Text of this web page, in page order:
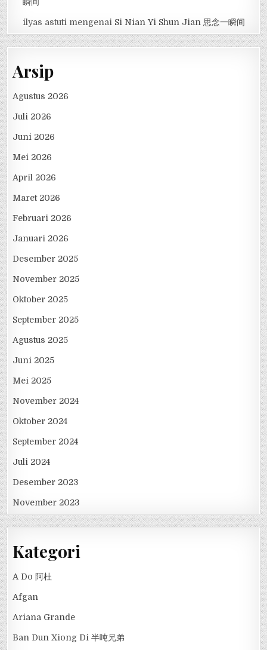
瞬间
ilyas astuti mengenai Si Nian Yi Shun Jian 思念一瞬间
Arsip
Agustus 2026
Juli 2026
Juni 2026
Mei 2026
April 2026
Maret 2026
Februari 2026
Januari 2026
Desember 2025
November 2025
Oktober 2025
September 2025
Agustus 2025
Juni 2025
Mei 2025
November 2024
Oktober 2024
September 2024
Juli 2024
Desember 2023
November 2023
Kategori
A Do 阿杜
Afgan
Ariana Grande
Ban Dun Xiong Di 半吨兄弟